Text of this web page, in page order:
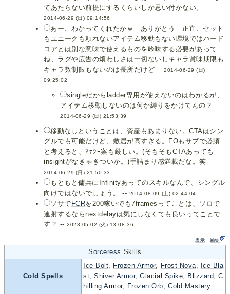
てあたらない前提にするくらいしか思い付かない。 --
2014-06-29 (日) 09:14:56
あー、わかってくれたかｗ ありがとう 正直、セット
もユニークも頼れないアイテム移動もない環境ではハード
コアとは別な意味で使えるものを吟味する必要があって
ね、ラグや広告の煩わしさは一切ないしキャラ賞味期限も
キャラ数制限もないのは長所だけど --2014-06-29 (日)
09:25:02
singleだからladder専用が使えないのはわかるが、
アイテム移動しないのは何か縛りをかけてんの？ --
2014-06-29 (日) 21:53:39
移動なしということは、資産もあまりない。CTAはシン
グルでも可能だけど、敷居が高すぎる。FOもサブで必須
と考えると、ﾏﾅｼｰ案も厳しい。(そもそもCTAあっても
insightがなきゃきついか。)手詰まり感満載だな。笑 --
2014-06-29 (日) 21:50:33
もともと傭兵にInfinityあってのスキルなんで、シングル
向けではないでしょう。 -- 2014-08-09 (土) 02:44:04
ソサで FCRを200稼いでも7framesってことは、ソロで
連射するならnextdelayは気にしなくても良いってことで
す？ --2023-05-02 (火) 13:08:36
表示 ｜ 編集
Sorceress Skills
Cold Spells
Ice Bolt, Frozen Armor, Frost Nova,
Ice Bla
st,Shiver Armor,Glacial Spike, Blizzard,C
hilling Armor, Frozen Orb,Cold Mastery